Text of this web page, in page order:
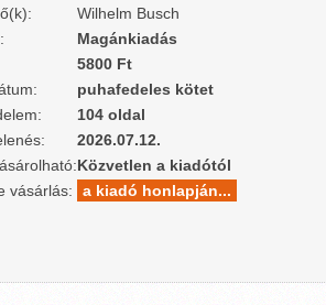
Wilhelm Busch
Magánkiadás
5800 Ft
puhafedeles kötet
104 oldal
2026.07.12.
Közvetlen a kiadótól
vásárlás:
a kiadó honlapján...